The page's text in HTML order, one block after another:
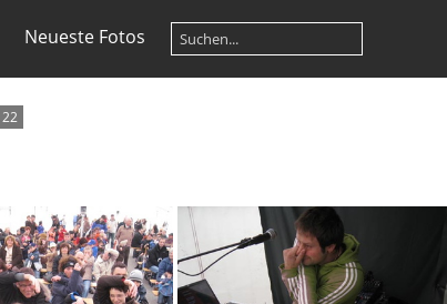
Neueste Fotos
22